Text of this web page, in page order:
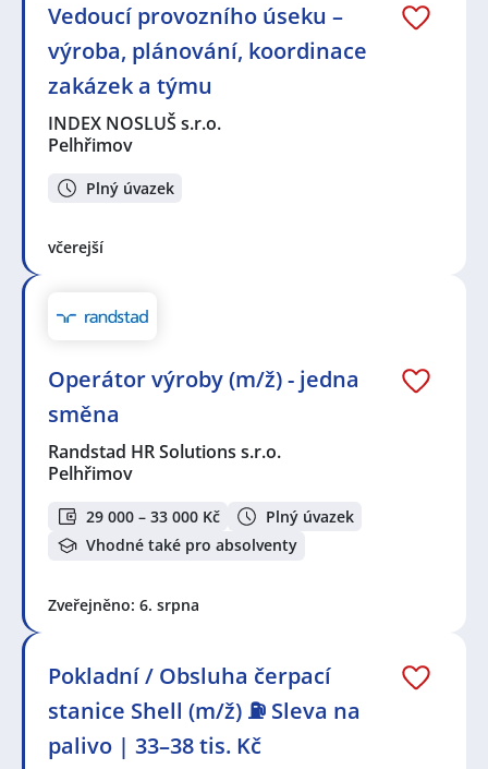
Vedoucí provozního úseku –
výroba, plánování, koordinace
zakázek a týmu
INDEX NOSLUŠ s.r.o.
Pelhřimov
Plný úvazek
včerejší
Operátor výroby (m/ž) - jedna
směna
Randstad HR Solutions s.r.o.
Pelhřimov
29 000 – 33 000 Kč
Plný úvazek
Vhodné také pro absolventy
Zveřejněno: 6. srpna
Pokladní / Obsluha čerpací
stanice Shell (m/ž) ⛽ Sleva na
palivo | 33–38 tis. Kč